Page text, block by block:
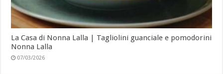
La Casa di Nonna Lalla | Tagliolini guanciale e pomodorini
Nonna Lalla
07/03/2026